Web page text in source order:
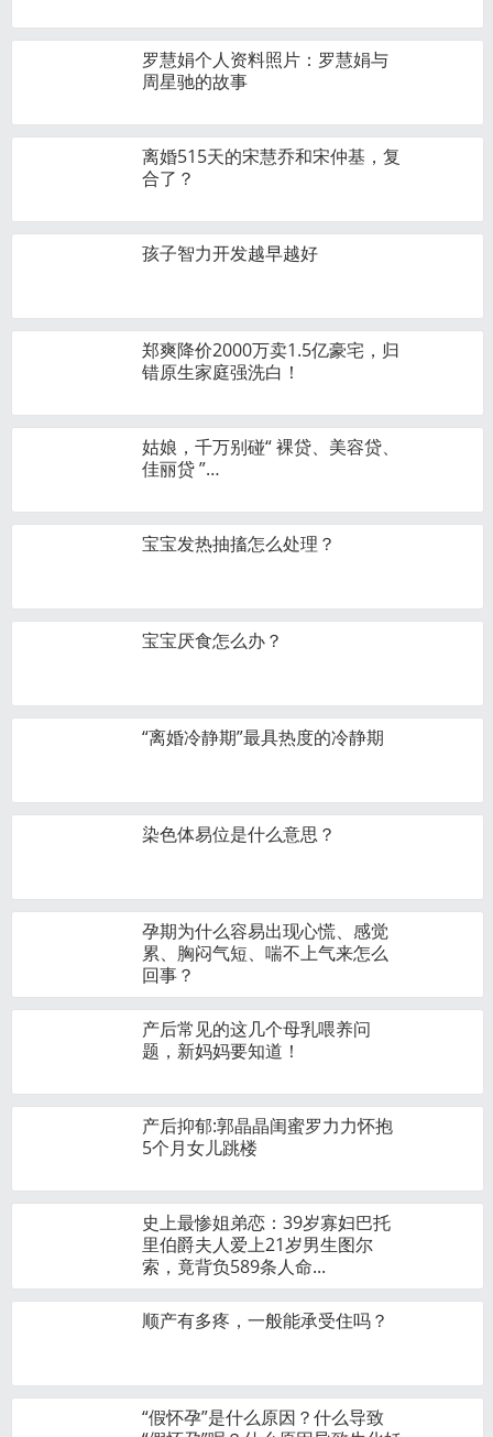
罗慧娟个人资料照片：罗慧娟与
周星驰的故事
离婚515天的宋慧乔和宋仲基，复
合了？
孩子智力开发越早越好
郑爽降价2000万卖1.5亿豪宅，归
错原生家庭强洗白！
姑娘，千万别碰“ 裸贷、美容贷、
佳丽贷 ”…
宝宝发热抽搐怎么处理？
宝宝厌食怎么办？
“离婚冷静期”最具热度的冷静期
染色体易位是什么意思？
孕期为什么容易出现心慌、感觉
累、胸闷气短、喘不上气来怎么
回事？
产后常见的这几个母乳喂养问
题，新妈妈要知道！
产后抑郁:郭晶晶闺蜜罗力力怀抱
5个月女儿跳楼
史上最惨姐弟恋：39岁寡妇巴托
里伯爵夫人爱上21岁男生图尔
索，竟背负589条人命...
顺产有多疼，一般能承受住吗？
“假怀孕”是什么原因？什么导致